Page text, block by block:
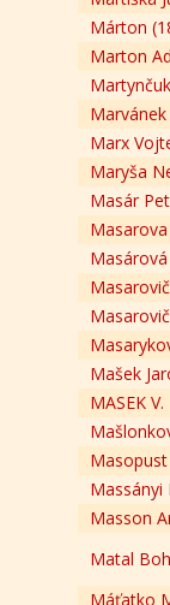
Márton
Marton
Marvánek
Marx
Maryša
Masár
Mašek
MASEK V.
Masopust
Massányi
Masson
Matal
Máťatko